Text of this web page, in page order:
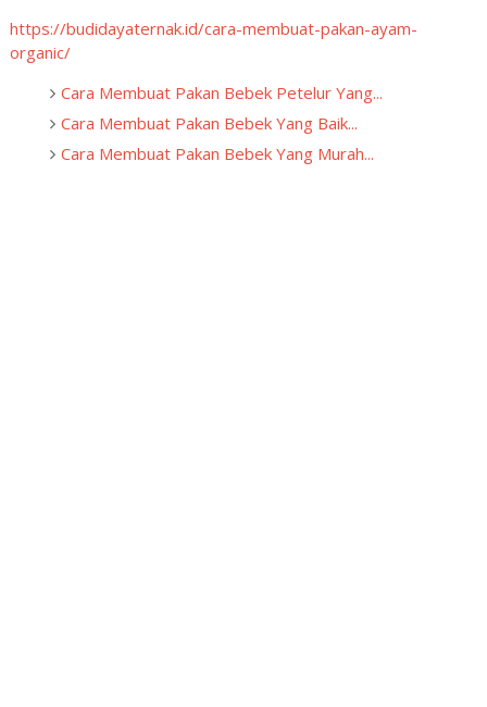
https://budidayaternak.id/cara-membuat-pakan-ayam-
organic/
Cara Membuat Pakan Bebek Petelur Yang...
Cara Membuat Pakan Bebek Yang Baik...
Cara Membuat Pakan Bebek Yang Murah...